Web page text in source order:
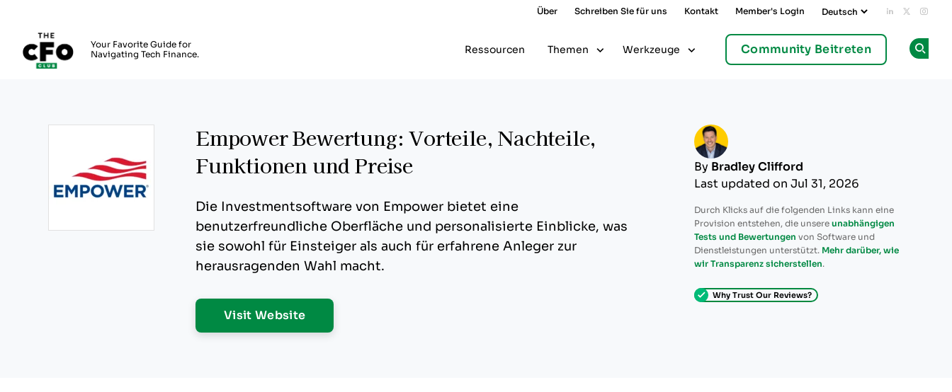
Über Schreiben Sie für uns Kontakt Member's Login Add us on
Follow
Your Favorite Guide for
Navigating Tech Finance.
Ressourcen Themen Werkzeuge Community Beitreten
Empower Bewertung: Vorteile, Nachteile,
Funktionen und Preise
Die Investmentsoftware von Empower bietet eine
benutzerfreundliche Oberfläche und personalisierte Einblicke, was
sie sowohl für Einsteiger als auch für erfahrene Anleger zur
herausragenden Wahl macht.
Visit WebsiteOpens New Window
By Bradley Clifford
Last updated on Jul 31, 2026
Durch Klicks auf die folgenden Links kann eine
Provision entstehen, die unsere unabhängigen
Tests und Bewertungen von Software und
Dienstleistungen unterstützt. Mehr darüber, wie
wir Transparenz sicherstellen.
Why Trust Our Reviews?